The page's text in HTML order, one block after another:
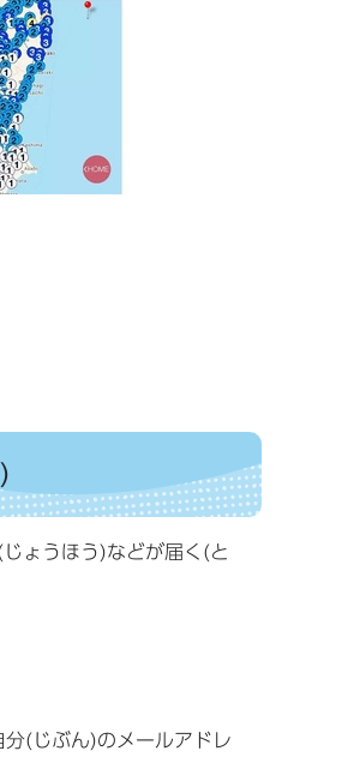
ょうほう)などが届く(と
(じぶん)のメールアドレ